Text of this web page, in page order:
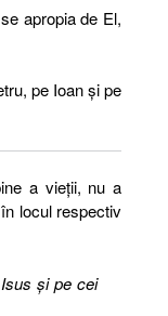
apropia de El,
pe Ioan și pe
a vieții, nu a
locul respectiv
şi pe cei